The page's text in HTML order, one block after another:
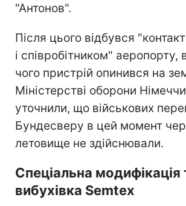
"Антонов".
Після цього відбувся
і співробітником" аеропорту,
чого пристрій опинився на
Міністерстві оборони
уточнили, що військових
Бундесверу в цей момент
летовище не здійснювали.
Спеціальна модифікація
вибухівка Semtex